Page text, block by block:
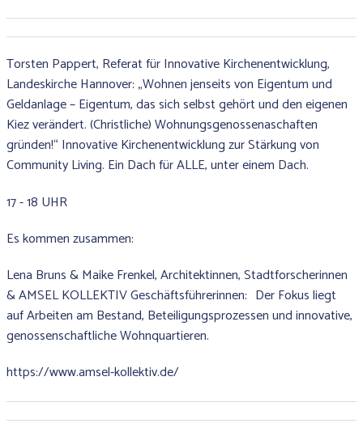
Torsten Pappert, Referat für Innovative Kirchenentwicklung,
Landeskirche Hannover: „Wohnen jenseits von Eigentum und
Geldanlage – Eigentum, das sich selbst gehört und den eigenen
Kiez verändert. (Christliche) Wohnungsgenossenaschaften
gründen!“ Innovative Kirchenentwicklung zur Stärkung von
Community Living. Ein Dach für ALLE, unter einem Dach.
17 - 18 UHR
Es kommen zusammen:
Lena Bruns & Maike Frenkel, Architektinnen, Stadtforscherinnen
& AMSEL KOLLEKTIV Geschäftsführerinnen: Der Fokus liegt
auf Arbeiten am Bestand, Beteiligungsprozessen und innovative,
genossenschaftliche Wohnquartieren.
https://www.amsel-kollektiv.de/